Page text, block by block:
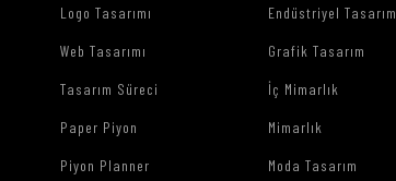
Logo Tasarımı
Web Tasarımı
Tasarım Süreci
Paper Piyon
Piyon Planner
Endüstriyel Tasarım
Grafik Tasarım
İç Mimarlık
Mimarlık
Moda Tasarım